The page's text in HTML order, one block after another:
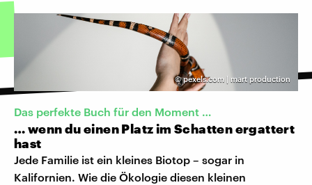
©pexels.com | mart production
Das perfekte Buch für den Moment …
… wenn du einen Platz im Schatten ergattert
hast
Jede Familie ist ein kleines Biotop – sogar in
Kalifornien. Wie die Ökologie diesen kleinen